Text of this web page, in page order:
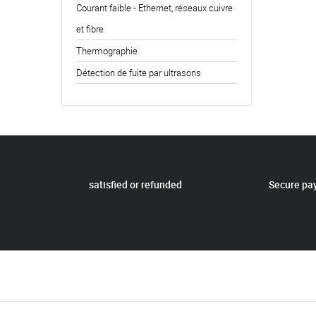
Courant faible - Ethernet, réseaux cuivre
et fibre
Thermographie
Détection de fuite par ultrasons
satisfied or refunded Secure